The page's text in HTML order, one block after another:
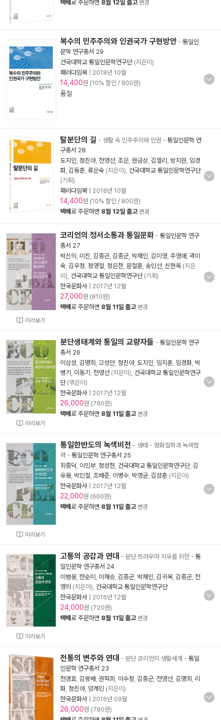
택배로 주문하면 8월 12일 출고 변경
복수의 민주주의와 인권국가 구현방안 - 통일인
문학 연구총서 29
건국대학교 통일인문학연구단(지은이)
패러다임북
2018년 10월
14,400원 (10% 할인 / 800원)
품절
탈분단의 길 - 생활 속 민주주의와 인권 - 통일인문학 연
구총서 28
도지인 정진아, 전영선 조은 권금상 김엘리 방지원 임경
화 김동춘 류은숙 (지은이), 건국대학교 통일인문학연구단
(기획)
패러다임북
2018년 10월
14,400원 (10% 할인 / 800원)
택배로 주문하면 8월 12일 출고 변경
미리보기
코리언의 정서소통과 통일문화 - 통일인문학 연구
총서 27
박신의
이진 김종곤 김종군 박재인 김미영 주영애 곽미
숙 김우정 정영철 정은찬 문철훈 송민선 신현욱 (지은
이), 건국대학교 통일인문학연구단(기획)
한국문화사
2017년 12월
27,000원 (810원)
택배로 주문하면 8월 11일 출고 변경
미리보기
분단생태계와 통일의 교량자들 - 통일인문학 연구
총서 26
이삼성 김명희 고성만, 정진아, 도지인 임지훈 임경화 박
병기
이동기 전영선 (지은이), 건국대학교 통일인문학연구
단(엮은이)
한국문화사
2017년 12월
26,000원 (780원)
택배로 주문하면 8월 11일 출고 변경
미리보기
통일한반도의 녹색비전 - 생태 - 평화철학과 녹색협
력 - 통일인문학 연구총서 25
최종덕 이민부 정성헌 건국대학교 통일인문학연구단, 김
유용, 박민철 조배준 이병수 박영균 김성훈 (지은이)
한국문화사
2017년 12월
22,000원 (660원)
택배로 주문하면 8월 11일 출고 변경
미리보기
고통의 공감과 연대 - 분단 트라우마 치유를 위한- 통
일인문학 연구총서 24
이범웅 한순미 이재승 김종군 박재인 김귀옥 김종곤 전
영의 (지은이), 건국대학교 통일인문학연구단
한국문화사
2016년 12월
24,000원 (720원)
택배로 주문하면 8월 11일 출고 변경
전통의 변주와 연대 - 분단 코리언의 생활세계 - 통일
인문학 연구총서 23
천경효 김왕배 권혁희 이수정 김종군 전영선 김명희
리
화 정진아, 양계민 (지은이)
한국문화사
2016년 09월
26,000원 (780원)